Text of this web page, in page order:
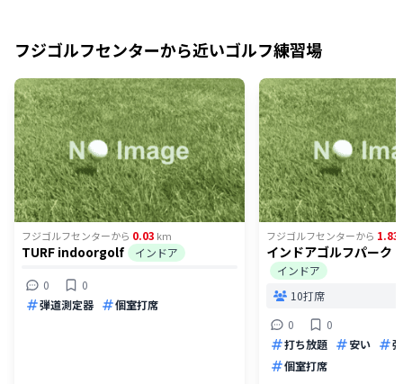
フジゴルフセンターから近いゴルフ練習場
フジゴルフセンターから 0.03 km
TURF indoorgolf インドア
0
0
弾道測定器
個室打席
フジゴルフセンターから 1.83
インドアゴルフパーク
インドア
10打席
0
0
打ち放題
安い
個室打席